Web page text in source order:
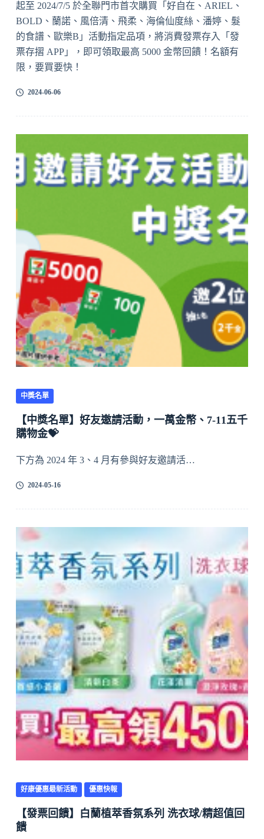
起至 2024/7/5 於全聯門市首次購買「好自在、ARIEL、
BOLD、蘭諾、風倍清、飛柔、海倫仙度絲、潘婷、髮
的食譜、歐樂B」活動指定品項，將消費發票存入「發
票存摺 APP」，即可領取最高 5000 金幣回饋！名額有
限，要買要快！
2024-06-06
中獎名單
【中獎名單】好友邀請活動，一萬金幣、7-11五千
購物金💝
下方為 2024 年 3、4 月有參與好友邀請活…
2024-05-16
好康優惠最新活動 優惠快報
【發票回饋】白蘭植萃香氛系列 洗衣球/精超值回
饋